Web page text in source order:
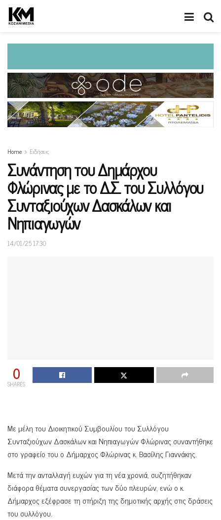
Home Ειδήσεις
Συνάντηση του Δημάρχου
Φλώρινας με το Δ.Σ. του Συλλόγου
Συνταξιούχων Δασκάλων και
Νηπιαγωγών
14/01/25 17:30
0
SHARES
Με μέλη του Διοικητικού Συμβουλίου του Συλλόγου
Συνταξιούχων Δασκάλων και Νηπιαγωγών Φλώρινας συναντήθηκε
στο γραφείο του ο Δήμαρχος Φλώρινας κ. Βασίλης Γιαννάκης.
Μετά την ανταλλαγή ευχών για τη νέα χρονιά, συζητήθηκαν
διάφορα θέματα συνεργασίας των δύο πλευρών, ενώ ο κ.
Δήμαρχος εξέφρασε τη στήριξη της δημοτικής αρχής στις δράσεις
του συλλόγου.